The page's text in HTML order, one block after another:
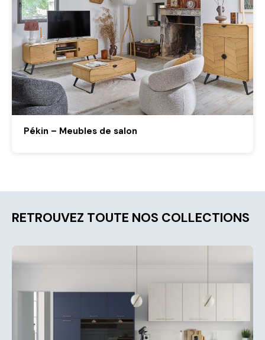
Pékin – Meubles de salon
RETROUVEZ TOUTE NOS COLLECTIONS